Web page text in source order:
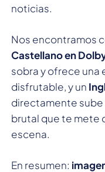
noticias.
Nos encontramos
Castellano en
sobra y ofrece una
disfrutable, y un
directamente sube
brutal que te mete
escena.
En resumen: